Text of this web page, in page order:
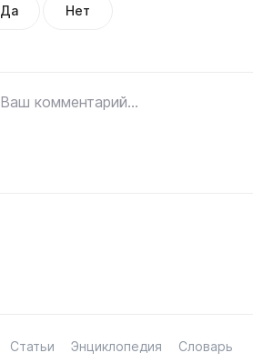
Да Нет
Ваш комментарий...
Статьи Энциклопедия
Словарь